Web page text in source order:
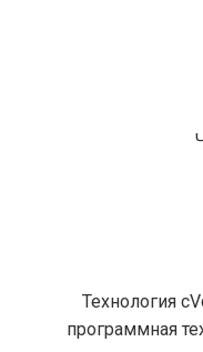
Технология
программная